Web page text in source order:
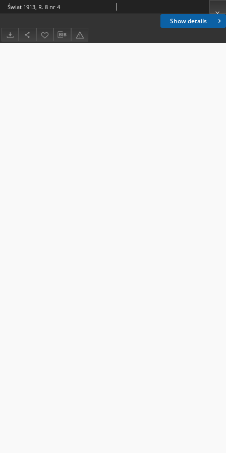
Show details
Świat 1913, R. 8 nr 4